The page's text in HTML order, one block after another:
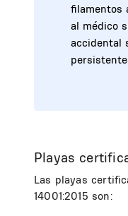
filamentos
al médico
accidental
Playas
Las playas
14001:2015 son: